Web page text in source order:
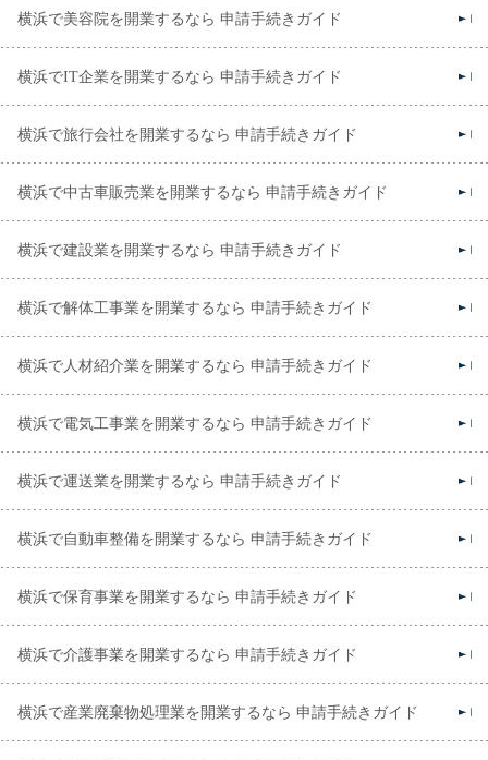
横浜で美容院を開業するなら 申請手続きガイド
横浜でIT企業を開業するなら 申請手続きガイド
横浜で旅行会社を開業するなら 申請手続きガイド
横浜で中古車販売業を開業するなら 申請手続きガイド
横浜で建設業を開業するなら 申請手続きガイド
横浜で解体工事業を開業するなら 申請手続きガイド
横浜で人材紹介業を開業するなら 申請手続きガイド
横浜で電気工事業を開業するなら 申請手続きガイド
横浜で運送業を開業するなら 申請手続きガイド
横浜で自動車整備を開業するなら 申請手続きガイド
横浜で保育事業を開業するなら 申請手続きガイド
横浜で介護事業を開業するなら 申請手続きガイド
横浜で産業廃棄物処理業を開業するなら 申請手続きガイド